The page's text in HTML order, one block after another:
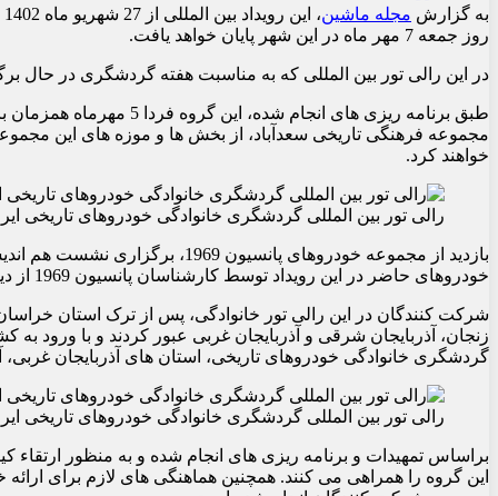
به گزارش مجله ماشین
روز جمعه 7 مهر ماه در این شهر پایان خواهد یافت.
در این رالی تور بین المللی که به مناسبت هفته گردشگری در حال برگزاری است، 43 نفر با 13 دستگاه
طبق برنامه ریزی های
مجموعه فرهنگی تاریخی سعدآباد، از بخش ها و موزه های این
خواهند کرد.
رالی تور بین المللی گردشگری خانوادگی خودروهای تاریخی
بازدید از مجموعه خودروهای
خودروهای حاضر در این رویداد توسط کارشناسان پانسیون 1969 از دیگر برنامه های این گروه در ادامه حضورشان در تهران خواهد بود.
شرکت کنندگان در این رالی تور خانوادگی، پس از ترک استان
زنجان، آذربایجان شرقی و آذربایجان غربی عبور کردند و با ورود
گردشگری خانوادگی خودروهای تاریخی، استان های آذربایجان
رالی تور بین المللی گردشگری خانوادگی خودروهای تاریخی
براساس تمهیدات و برنامه ریزی های انجام شده و به منظور ارتقاء
این گروه را همراهی می کنند. همچنین هماهنگی های لازم برای